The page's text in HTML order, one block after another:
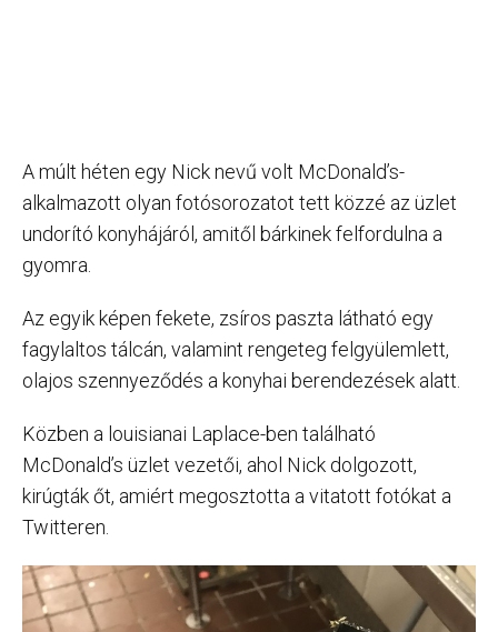
A múlt héten egy Nick nevű volt McDonald’s-
alkalmazott olyan fotósorozatot tett közzé az üzlet
undorító konyhájáról, amitől bárkinek felfordulna a
gyomra.
Az egyik képen fekete, zsíros paszta látható egy
fagylaltos tálcán, valamint rengeteg felgyülemlett,
olajos szennyeződés a konyhai berendezések alatt.
Közben a louisianai Laplace-ben található
McDonald’s üzlet vezetői, ahol Nick dolgozott,
kirúgták őt, amiért megosztotta a vitatott fotókat a
Twitteren.